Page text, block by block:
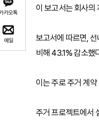
카오톡
메일
이 보고서는 회사의
보고서에 따르면,
비해 43.1% 감소했
이는 주로 주거 계
주거 프로젝트에서